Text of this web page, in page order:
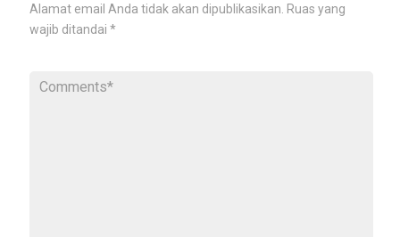
Alamat email Anda tidak akan dipublikasikan. Ruas yang
wajib ditandai *